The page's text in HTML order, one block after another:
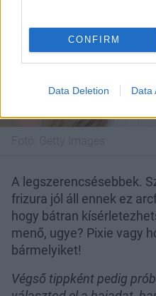
CONFIRM
Data Deletion Data
A legszerencsésebbek.
frizura jól áll ennek ez
hogy bátran
menő, ugye? Pixie vagy
bármelyiket!
Végső tippként pedig